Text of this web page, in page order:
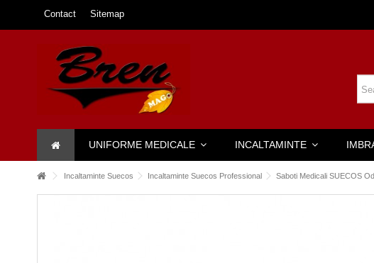
Contact Sitemap
UNIFORME MEDICALE INCALTAMINTE
Incaltaminte Suecos Incaltaminte Suecos Professional Saboti Medicali SUECOS